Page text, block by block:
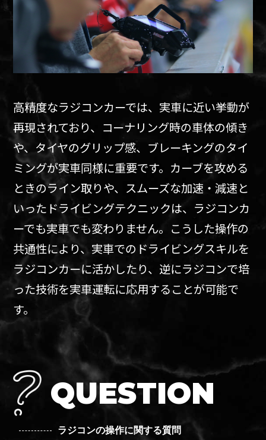
高精度なラジコンカーでは、実車に近い挙動が
再現されており、コーナリング時の車体の傾き
や、タイヤのグリップ感、ブレーキングのタイ
ミングが実車同様に重要です。カーブを攻める
ときのライン取りや、スムーズな加速・減速と
いったドライビングテクニックは、ラジコンカ
ーでも実車でも変わりません。こうした操作の
共通性により、実車でのドライビングスキルを
ラジコンカーに活かしたり、逆にラジコンで培
った技術を実車運転に応用することが可能で
す。
QUESTION
ラジコンの操作に関する質問